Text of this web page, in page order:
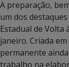
A preparação,
um dos
Estadual de Volta
janeiro. Criada
permanente
trabalho na